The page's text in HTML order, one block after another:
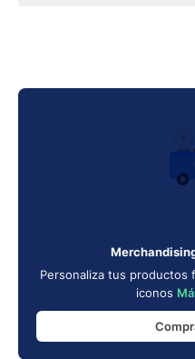
Personaliza tus productos
iconos